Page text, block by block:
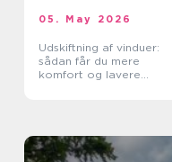
05. May 2026
Udskiftning af vinduer:
sådan får du mere
komfort og lavere